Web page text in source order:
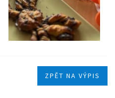
ZPĚT NA VÝPIS